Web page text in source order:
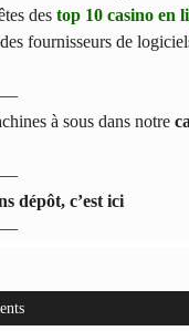
des top 10 casino en
fournisseurs de
à sous dans notre
dépôt, c’est ici